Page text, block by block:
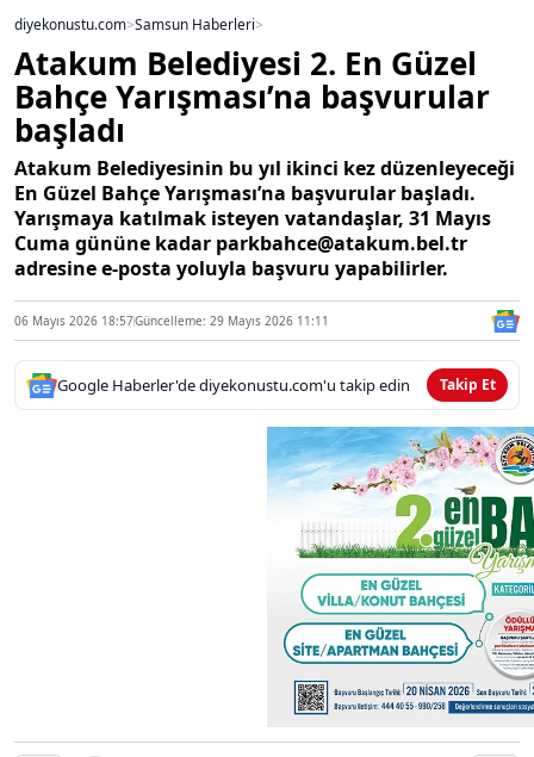
diyekonustu.com>Samsun Haberleri>
Atakum Belediyesi 2. En Güzel
Bahçe Yarışması’na başvurular
başladı
Atakum Belediyesinin bu yıl ikinci kez düzenleyeceği
En Güzel Bahçe Yarışması’na başvurular başladı.
Yarışmaya katılmak isteyen vatandaşlar, 31 Mayıs
Cuma gününe kadar parkbahce@atakum.bel.tr
adresine e-posta yoluyla başvuru yapabilirler.
06 Mayıs 2026 18:57Güncelleme: 29 Mayıs 2026 11:11
Google Haberler'de diyekonustu.com'u takip edin Takip Et